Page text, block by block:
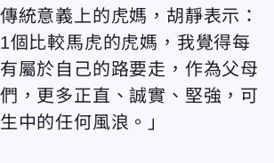
統意義上的虎媽，胡靜表示：
1個比較馬虎的虎媽，我覺得每
屬於自己的路要走，作為父母
，更多正直、誠實、堅強，可
中的任何風浪。」